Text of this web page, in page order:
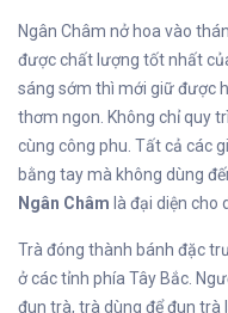
Ngân Châm nở hoa vào
được chất lượng tốt nhất
sáng sớm thì mới giữ được
thơm ngon. Không chỉ quy
cùng công phu. Tất cả các
bằng tay mà không dùng
Ngân Châm là đại diện cho
Trà đóng thành bánh đặc
ở các tỉnh phía Tây Bắc.
đun trà, trà dùng để đun trà